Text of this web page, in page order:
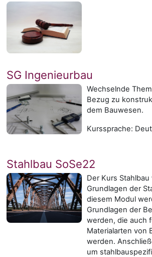
SG Ingenieurbau
Wechselnde
Bezug zu
dem Bauwesen.
Kurssprache:
Stahlbau SoSe22
Der Kurs
Grundlagen der
diesem Modul
Grundlagen der
werden, die auch
Materialarten von
werden.
um